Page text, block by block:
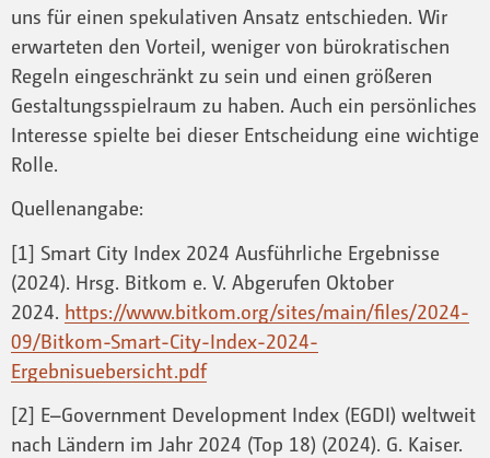
uns für einen spekulativen Ansatz entschieden. Wir
erwarteten den Vorteil, weniger von bürokratischen
Regeln eingeschränkt zu sein und einen größeren
Gestaltungsspielraum zu haben. Auch ein persönliches
Interesse spielte bei dieser Entscheidung eine wichtige
Rolle.
Quellenangabe:
[1] Smart City Index 2024 Ausführliche Ergebnisse
(2024). Hrsg. Bitkom e. V. Abgerufen Oktober
2024. https://www.bitkom.org/sites/main/files/2024-
09/Bitkom-Smart-City-Index-2024-
Ergebnisuebersicht.pdf
[2] E–Government Development Index (EGDI) weltweit
nach Ländern im Jahr 2024 (Top 18) (2024). G. Kaiser.